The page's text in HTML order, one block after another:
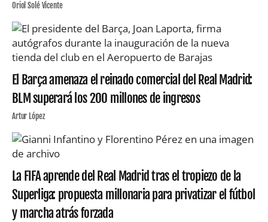
Oriol Solé Vicente
El Barça amenaza el reinado comercial del Real Madrid:
BLM superará los 200 millones de ingresos
Artur López
La FIFA aprende del Real Madrid tras el tropiezo de la
Superliga: propuesta millonaria para privatizar el fútbol
y marcha atrás forzada